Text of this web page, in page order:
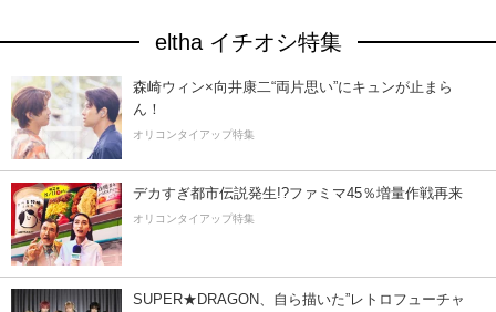
eltha イチオシ特集
森崎ウィン×向井康二“両片思い”にキュンが止まら
ん！
オリコンタイアップ特集
デカすぎ都市伝説発生!?ファミマ45％増量作戦再来
オリコンタイアップ特集
SUPER★DRAGON、自ら描いた”レトロフューチャ